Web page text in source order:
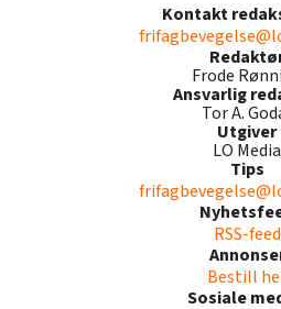
Kontakt
Frode
Ansvarlig
Tor A.
Utgiver
LO Media
Tips
RSS-feed
Bestill
Sosiale